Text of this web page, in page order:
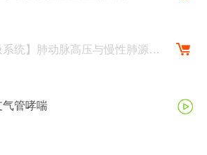
系统】肺动脉高压与慢性肺源性
气管哮喘